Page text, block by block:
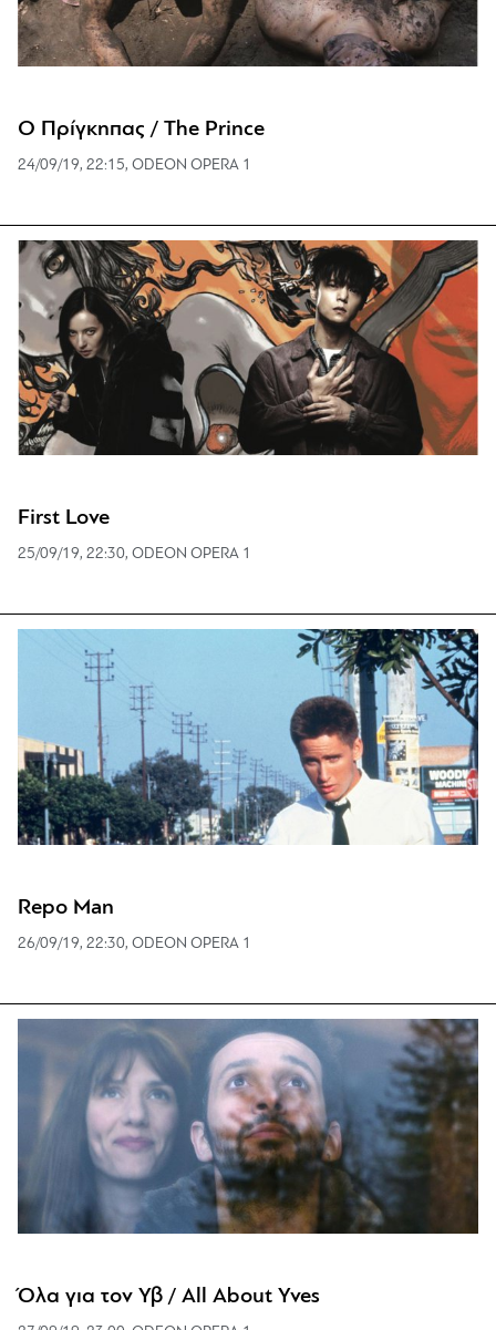
Ο Πρίγκηπας / The Prince
24/09/19, 22:15, ODEON OPERA 1
First Love
25/09/19, 22:30, ODEON OPERA 1
Repo Man
26/09/19, 22:30, ODEON OPERA 1
Όλα για τον Υβ / All About Yves